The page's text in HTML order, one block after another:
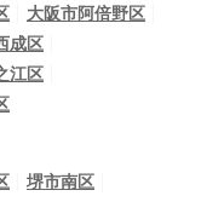
大阪市阿倍野区
成区
江区
堺市南区